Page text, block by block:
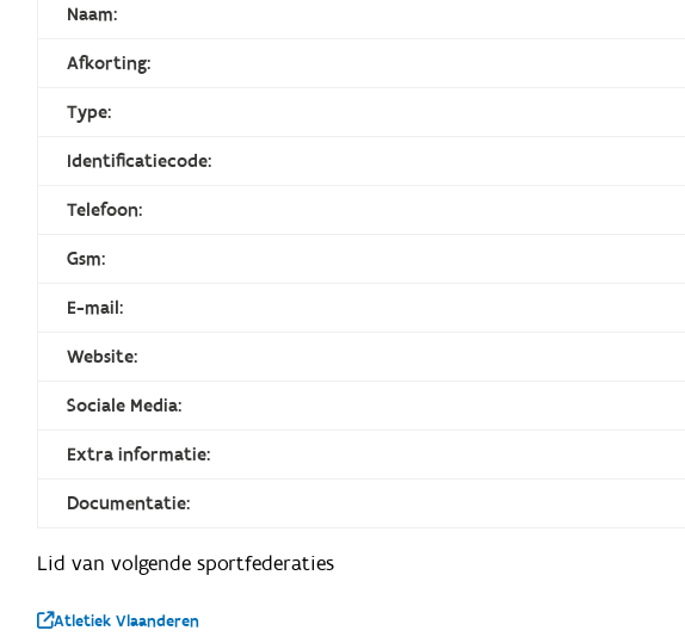
Naam:
Afkorting:
Type:
Identificatiecode:
Telefoon:
Gsm:
E-mail:
Website:
Sociale Media:
Extra informatie:
Documentatie:
Lid van volgende sportfederaties
Atletiek Vlaanderen